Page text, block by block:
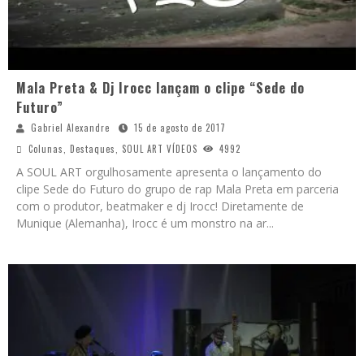
Mala Preta & Dj Irocc lançam o clipe “Sede do
Futuro”
Gabriel Alexandre
15 de agosto de 2017
Colunas
Destaques SOUL ART VÍDEOS 4992
A SOUL ART orgulhosamente apresenta o lançamento do
clipe Sede do Futuro do grupo de rap Mala Preta em parceria
com o produtor, beatmaker e dj Irocc! Diretamente de
Munique (Alemanha), Irocc é um monstro na ar...